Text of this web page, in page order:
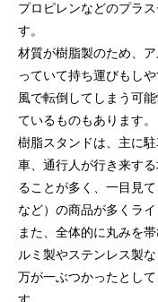
プロピレンなどのプラ
す。
材質が樹脂製のため、
っていて持ち運びもし
風で転倒してしまう可
ているものもあります。
樹脂スタンドは、主に
車、通行人が行き来す
ることが多く、一目見
など）の商品が多くラ
また、全体的に丸みを
ルミ製やステンレス製
万が一ぶつかったとし